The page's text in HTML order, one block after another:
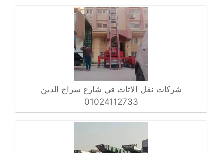
شركات نقل الاثاث في شارع سراج الدين
01024112733